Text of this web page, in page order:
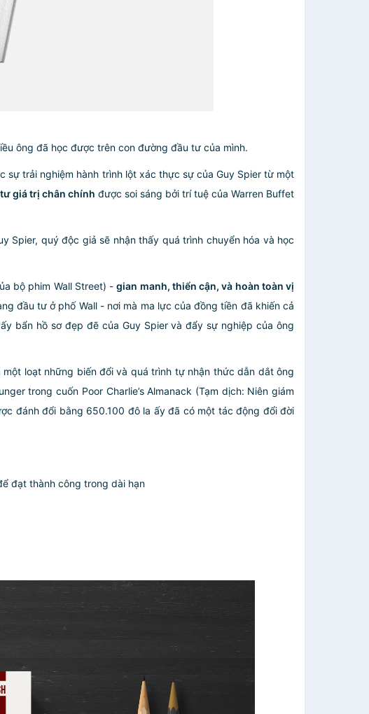
ông đã học được trên con đường đầu tư của mình.
trải nghiệm hành trình lột xác thực sự của Guy Spier từ một
giá trị chân chính được soi sáng bởi trí tuệ của Warren Buffet
Spier, quý độc giả sẽ nhận thấy quá trình chuyển hóa và học
bộ phim Wall Street) -gian manh, thiển cận, và hoàn toàn vị
đầu tư ở phố Wall - nơi mà ma lực của đồng tiền đã khiến cả
bẩn hồ sơ đẹp đẽ của Guy Spier và đẩy sự nghiệp của ông
một loạt những biến đổi và quá trình tự nhận thức dẫn dắt ông
trong cuốn Poor Charlie’s Almanack (Tạm dịch: Niên giám
đánh đổi bằng 650.100 đô la ấy đã có một tác động đổi đời
đạt thành công trong dài hạn